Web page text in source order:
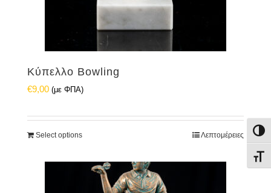
Κύπελλο Bowling
€9,00 (με ΦΠΑ)
Select options Λεπτομέρειες